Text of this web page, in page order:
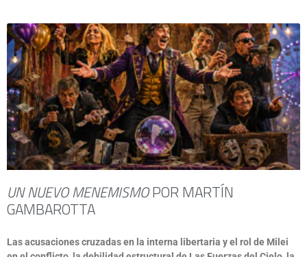
UN NUEVO MENEMISMOPOR MARTÍN
GAMBAROTTA
Las acusaciones cruzadas en la interna libertaria y el rol de Milei